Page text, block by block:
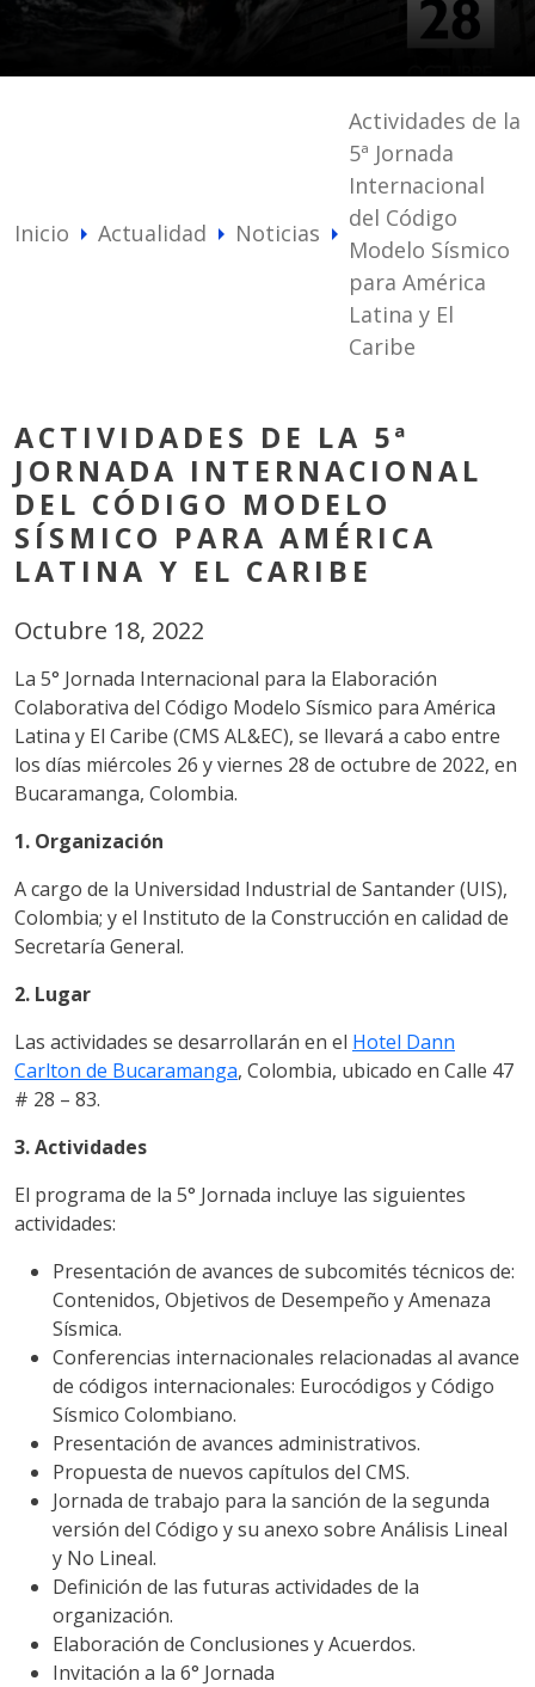
Inicio arrow_right Actualidad arrow_right Noticias arrow_right
Actividades de la
5ª Jornada
Internacional
del Código
Modelo Sísmico
para América
Latina y El
Caribe
ACTIVIDADES DE LA 5ª
JORNADA INTERNACIONAL
DEL CÓDIGO MODELO
SÍSMICO PARA AMÉRICA
LATINA Y EL CARIBE
Octubre 18, 2022
La 5° Jornada Internacional para la Elaboración
Colaborativa del Código Modelo Sísmico para América
Latina y El Caribe (CMS AL&EC), se llevará a cabo entre
los días miércoles 26 y viernes 28 de octubre de 2022, en
Bucaramanga, Colombia.
1. Organización
A cargo de la Universidad Industrial de Santander (UIS),
Colombia; y el Instituto de la Construcción en calidad de
Secretaría General.
2. Lugar
Las actividades se desarrollarán en el Hotel Dann
Carlton de Bucaramanga, Colombia, ubicado en Calle 47
# 28 – 83.
3. Actividades
El programa de la 5° Jornada incluye las siguientes
actividades:
Presentación de avances de subcomités técnicos de:
Contenidos, Objetivos de Desempeño y Amenaza
Sísmica.
Conferencias internacionales relacionadas al avance
de códigos internacionales: Eurocódigos y Código
Sísmico Colombiano.
Presentación de avances administrativos.
Propuesta de nuevos capítulos del CMS.
Jornada de trabajo para la sanción de la segunda
versión del Código y su anexo sobre Análisis Lineal
y No Lineal.
Definición de las futuras actividades de la
organización.
Elaboración de Conclusiones y Acuerdos.
Invitación a la 6° Jornada